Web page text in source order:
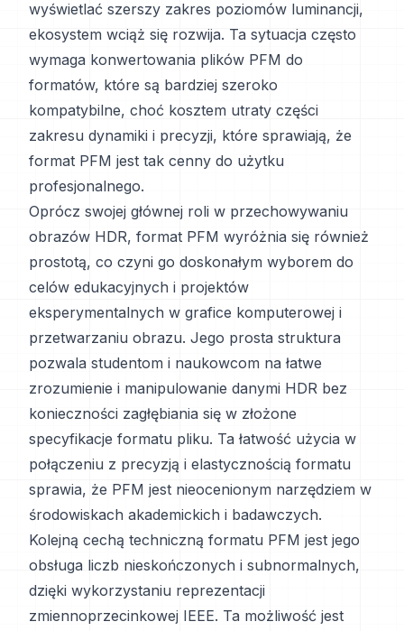
wyświetlać szerszy zakres poziomów luminancji,
ekosystem wciąż się rozwija. Ta sytuacja często
wymaga konwertowania plików PFM do
formatów, które są bardziej szeroko
kompatybilne, choć kosztem utraty części
zakresu dynamiki i precyzji, które sprawiają, że
format PFM jest tak cenny do użytku
profesjonalnego.
Oprócz swojej głównej roli w przechowywaniu
obrazów HDR, format PFM wyróżnia się również
prostotą, co czyni go doskonałym wyborem do
celów edukacyjnych i projektów
eksperymentalnych w grafice komputerowej i
przetwarzaniu obrazu. Jego prosta struktura
pozwala studentom i naukowcom na łatwe
zrozumienie i manipulowanie danymi HDR bez
konieczności zagłębiania się w złożone
specyfikacje formatu pliku. Ta łatwość użycia w
połączeniu z precyzją i elastycznością formatu
sprawia, że PFM jest nieocenionym narzędziem w
środowiskach akademickich i badawczych.
Kolejną cechą techniczną formatu PFM jest jego
obsługa liczb nieskończonych i subnormalnych,
dzięki wykorzystaniu reprezentacji
zmiennoprzecinkowej IEEE. Ta możliwość jest